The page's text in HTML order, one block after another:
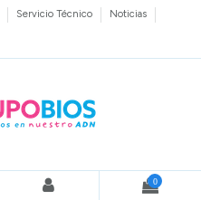
Servicio Técnico
Noticias
0